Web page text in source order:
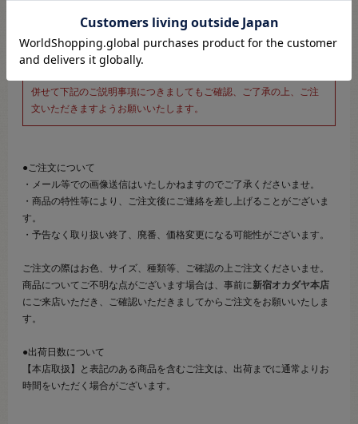
をご確認いただいた上でご注文いただけるページです。
そのため、商品画像および詳細は記載しておりません。
また、詳細につきましてのご案内、ご相談もオンラインショップ窓
併せて下記のご説明事項につきましてもご確認、ご了承の上、ご注
文いただきますようお願いいたします。
●ご注文について
・メール等での画像送信はいたしかねますのでご了承くださいませ。
・商品の特性等により、ご注文後にご連絡を差し上げることがございま
す。
・予告なく取り扱い終了、廃番、価格変更になる可能性がございます。
ご注文の際はお色、サイズ、種類等、ご確認の上ご注文くださいませ。
商品についてご不明な点がございます場合は、事前に新宿オカダヤ本店
にご来店いただき、ご確認いただきましてからご注文をお願いいたしま
す。
●出荷日数について
【本店取扱】と表記のある商品を含むご注文は、出荷までに通常よりお
時間をいただく場合がございます。